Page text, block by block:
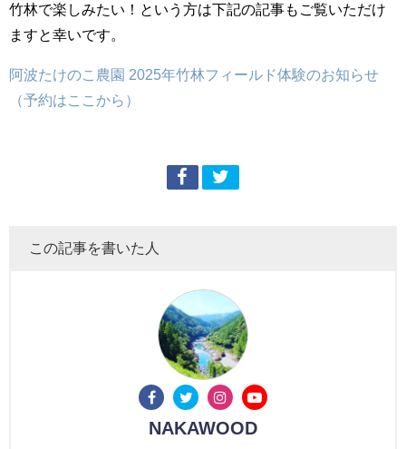
竹林で楽しみたい！という方は下記の記事もご覧いただけ
ますと幸いです。
阿波たけのこ農園 2025年竹林フィールド体験のお知らせ
（予約はここから）
この記事を書いた人
NAKAWOOD